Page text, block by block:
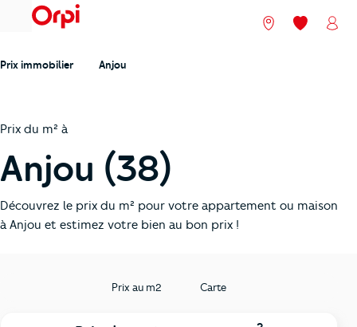
menu Nos agences
Mes
Prix immobilier Anjou
Prix du m² à
Anjou (38)
Découvrez le prix du m² pour votre appartement ou maison
à Anjou et estimez votre bien au bon prix !
Prix au m2 Carte